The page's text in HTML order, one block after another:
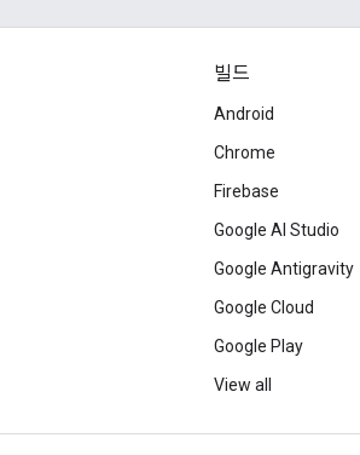
빌드
Android
Chrome
Firebase
Google AI Studio
Google Antigravity
Google Cloud
Google Play
View all